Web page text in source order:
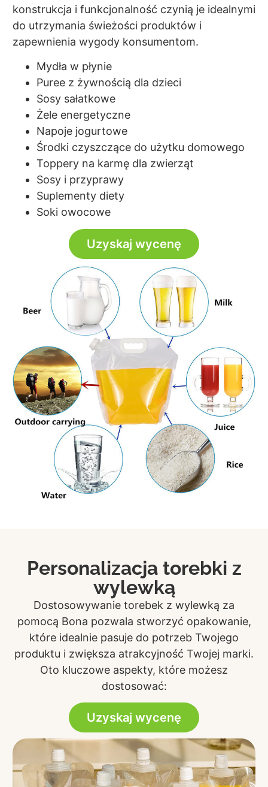
konstrukcja i funkcjonalność czynią je idealnymi
do utrzymania świeżości produktów i
zapewnienia wygody konsumentom.
Mydła w płynie
Puree z żywnością dla dzieci
Sosy sałatkowe
Żele energetyczne
Napoje jogurtowe
Środki czyszczące do użytku domowego
Toppery na karmę dla zwierząt
Sosy i przyprawy
Suplementy diety
Soki owocowe
Uzyskaj wycenę
Personalizacja torebki z
wylewką
Dostosowywanie torebek z wylewką za
pomocą Bona pozwala stworzyć opakowanie,
które idealnie pasuje do potrzeb Twojego
produktu i zwiększa atrakcyjność Twojej marki.
Oto kluczowe aspekty, które możesz
dostosować:
Uzyskaj wycenę